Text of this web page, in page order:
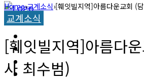
교계소식
한인타운 소식
이민뉴스
캐롤라이나 뉴스
교계소식
Home›교계소식›[훼잇빌지역]아름다운교회 (
교계소식
[훼잇빌지역]아름다
사 최수범)